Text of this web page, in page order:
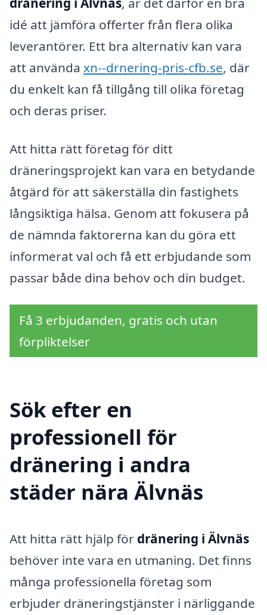
idé att jämföra offerter från flera olika
leverantörer. Ett bra alternativ kan vara
att använda xn--drnering-pris-cfb.se, där
du enkelt kan få tillgång till olika företag
och deras priser.
Att hitta rätt företag för ditt
dräneringsprojekt kan vara en betydande
åtgärd för att säkerställa din fastighets
långsiktiga hälsa. Genom att fokusera på
de nämnda faktorerna kan du göra ett
informerat val och få ett erbjudande som
passar både dina behov och din budget.
Få 3 erbjudanden, gratis och utan
förpliktelser
Sök efter en
professionell för
dränering i andra
städer nära Älvnäs
Att hitta rätt hjälp för dränering i Älvnäs
behöver inte vara en utmaning. Det finns
många professionella företag som
erbjuder dräneringstjänster i närliggande